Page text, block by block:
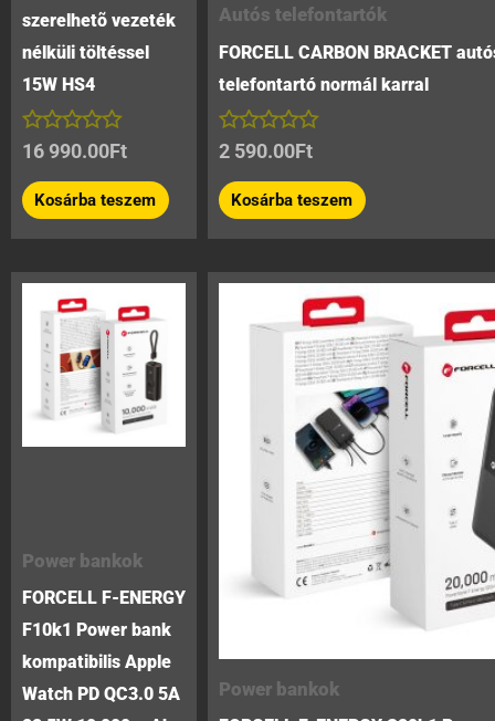
szerelhetõ vezeték
nélküli töltéssel
15W HS4
Értékelés:
/
5
16 990.00Ft
Kosárba teszem
Autós telefontartók
FORCELL CARBON BRACKET
telefontartó normál karral
Értékelés:
/
5
2 590.00Ft
Kosárba teszem
Power bankok
FORCELL F-ENERGY
F10k1 Power bank
kompatibilis Apple
Watch PD QC3.0 5A
Power bankok